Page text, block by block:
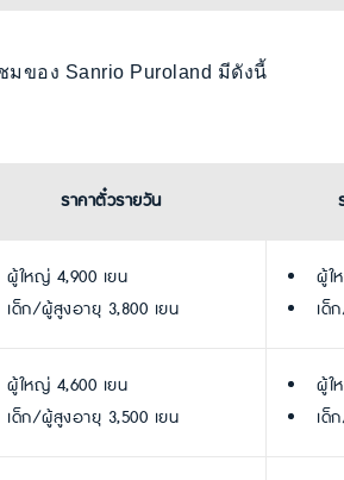
มของ Sanrio Puroland มีดังนี้
ราคาตั๋วรายวัน
ผู้ใหญ่ 4,900 เยน
เด็ก/ผู้สูงอายุ 3,800 เยน
ผู้ใ
เด็
ผู้ใหญ่ 4,600 เยน
เด็ก/ผู้สูงอายุ 3,500 เยน
ผู้ใ
เด็